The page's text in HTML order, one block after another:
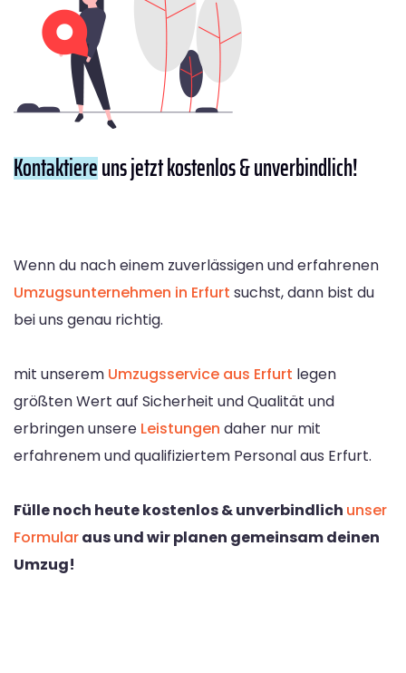
Kontaktiereuns jetzt kostenlos & unverbindlich!
Wenn du nach einem zuverlässigen und erfahrenen
Umzugsunternehmen in Erfurt suchst, dann bist du
bei uns genau richtig.
mit unserem Umzugsservice aus Erfurt legen
größten Wert auf Sicherheit und Qualität und
erbringen unsere Leistungen daher nur mit
erfahrenem und qualifiziertem Personal aus Erfurt.
Fülle noch heute kostenlos & unverbindlich unser
Formularaus und wir planen gemeinsam deinen
Umzug!